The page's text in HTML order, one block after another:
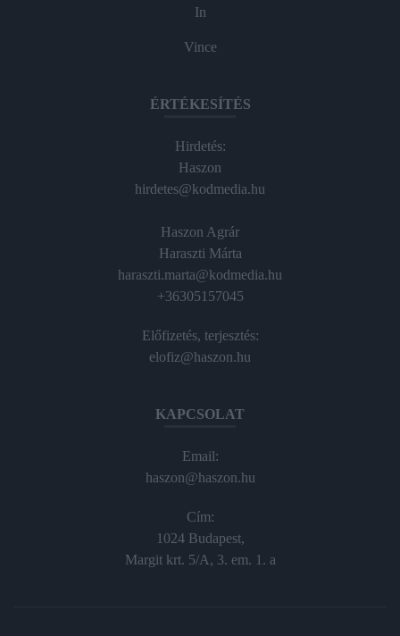
In
Vince
ÉRTÉKESÍTÉS
Hirdetés:
Haszon
hirdetes@kodmedia.hu
Haszon Agrár
Haraszti Márta
haraszti.marta@kodmedia.hu
+36305157045
Előfizetés, terjesztés:
elofiz@haszon.hu
KAPCSOLAT
Email:
haszon@haszon.hu
Cím:
1024 Budapest,
Margit krt. 5/A, 3. em. 1. a